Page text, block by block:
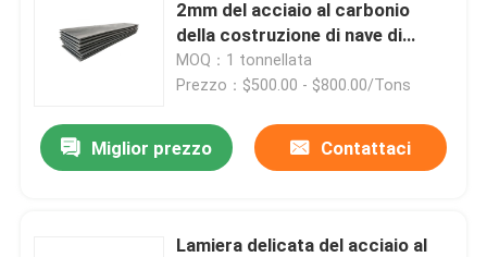
2mm del acciaio al carbonio
della costruzione di nave di
ASTM A36 5mm 6mm 10mm
20mm
MOQ：1 tonnellata
Prezzo：$500.00 - $800.00/Tons
Miglior prezzo Contattaci
Lamiera delicata del acciaio al